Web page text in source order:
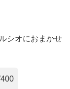
シオにおまかせ